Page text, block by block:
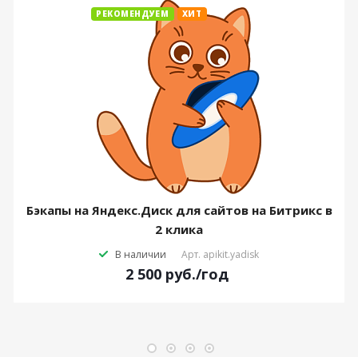
РЕКОМЕНДУЕМ ХИТ
Бэкапы на Яндекс.Диск для сайтов на Битрикс в
2 клика
В наличии Арт. apikit.yadisk
2 500 руб./год